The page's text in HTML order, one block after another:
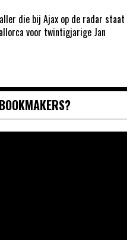
die bij Ajax op de radar staat
voor twintigjarige Jan